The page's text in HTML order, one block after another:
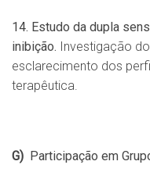
14. Estudo da dupla
inibição. Investigação
esclarecimento dos
terapêutica.
G) Participação em